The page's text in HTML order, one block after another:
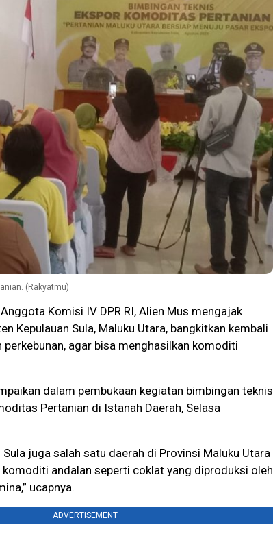
(Rakyatmu)
Komisi IV DPR RI, Alien Mus mengajak
Kepulauan Sula, Maluku Utara, bangkitkan kembali
agar bisa menghasilkan komoditi
dalam pembukaan kegiatan bimbingan teknis
Pertanian di Istanah Daerah, Selasa
Sula juga salah satu daerah di Provinsi Maluku Utara
andalan seperti coklat yang diproduksi oleh
ucapnya.
ADVERTISEMENT